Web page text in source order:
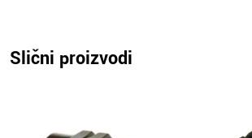
Slični proizvodi